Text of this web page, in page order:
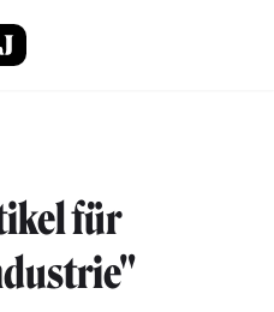
für